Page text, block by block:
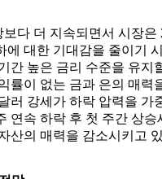
다 더 지속되면서 시장은
에 대한 기대감을 줄이기
간 높은 금리 수준을 유지
률이 없는 금과 은의 매력
러 강세가 하락 압력을 가
연속 하락 후 첫 주간 상승
산의 매력을 감소시키고